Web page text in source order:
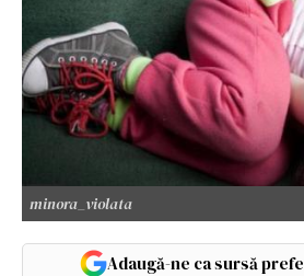
minora_violata
Adaugă-ne ca sursă